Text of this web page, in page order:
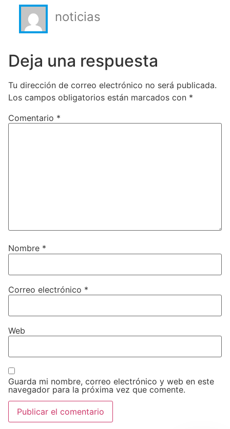
noticias
Deja una respuesta
Tu dirección de correo electrónico no será publicada.
Los campos obligatorios están marcados con *
Comentario *
Nombre *
Correo electrónico *
Web
Guarda mi nombre, correo electrónico y web en este
navegador para la próxima vez que comente.